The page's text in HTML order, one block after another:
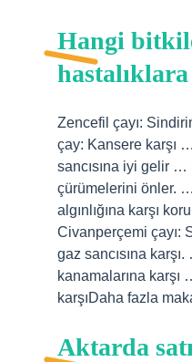
Hangi
Zencefil çayı:
çay: Kansere karşı
sancısına iyi gelir …
çürümelerini önler.
algınlığına karşı
Civanperçemi çayı:
gaz sancısına
kanamalarına karşı
karşıDaha fazla
Aktarda